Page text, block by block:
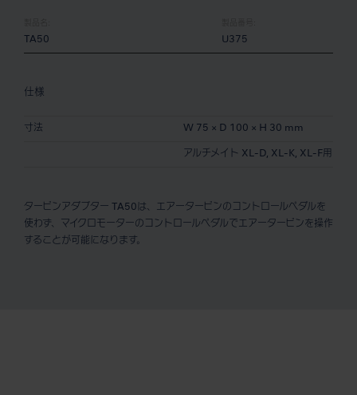
TA50 U375
仕様
寸法 W 75 × D 100 × H 30 mm
アルチメイト XL-D, XL-K, XL-F用
タービンアダプター TA50は、エアータービンのコントロールペダルを
使わず、マイクロモーターのコントロールペダルでエアータービンを操作
することが可能になります。